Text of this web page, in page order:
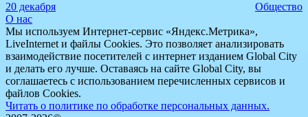
20 декабря
Общество
О нас
Мы используем Интернет-сервис «Яндекс.Метрика»,
LiveInternet и файлы Cookies. Это позволяет анализировать
взаимодействие посетителей с интернет изданием Global City
и делать его лучше. Оставаясь на сайте Global City, вы
соглашаетесь с использованием перечисленных сервисов и
файлов Cookies.
Читать о политике по обработке персональных данных.